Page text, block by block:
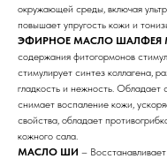
окружающей среды, включая
повышает упругость кожи и
ЭФИРНОЕ МАСЛО ШАЛФЕЯ
содержания фитогормонов
стимулирует синтез коллагена,
гладкость и нежность.
снимает воспаление кожи,
свойства, обладает
кожного сала.
МАСЛО ШИ –